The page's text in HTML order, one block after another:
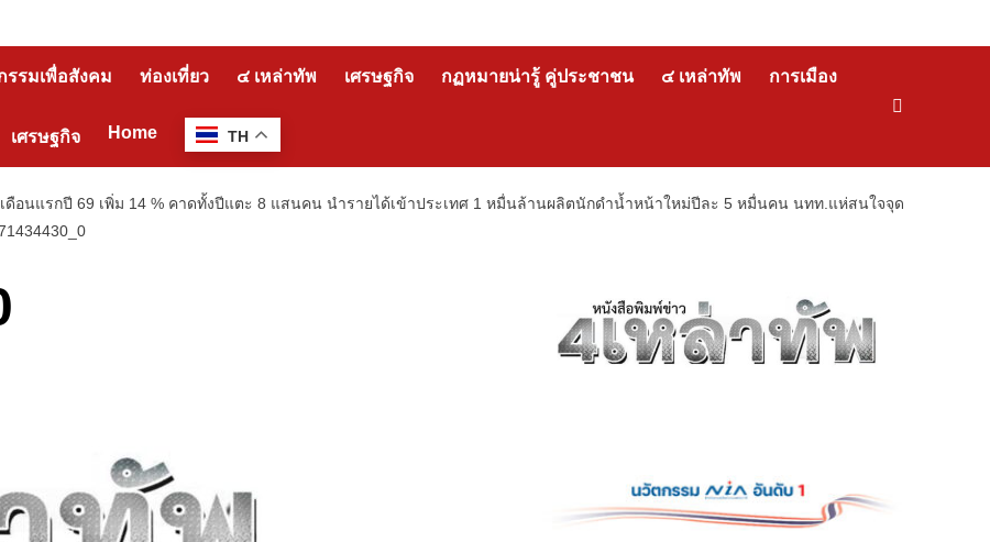
รรมเพื่อสังคม ท่องเที่ยว ๔ เหล่าทัพ เศรษฐกิจ กฏหมายน่ารู้ คู่ประชาชน ๔ เหล่าทัพ การเมือง
เศรษฐกิจ Home TH
ดือนแรกปี 69 เพิ่ม 14 % คาดทั้งปีแตะ 8 แสนคน นำรายได้เข้าประเทศ 1 หมื่นล้านผลิตนักดำน้ำหน้าใหม่ปีละ 5 หมื่นคน นทท.แห่สนใจจุด